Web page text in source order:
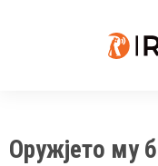
Оружјето му